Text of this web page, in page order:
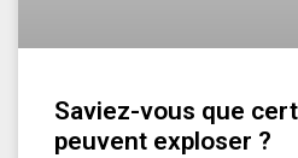
Saviez-vous que
peuvent exploser ?